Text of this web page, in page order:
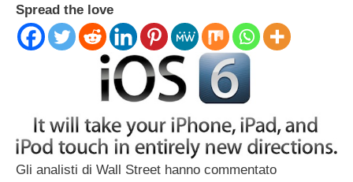
Spread the love
Gli analisti di Wall Street hanno commentato